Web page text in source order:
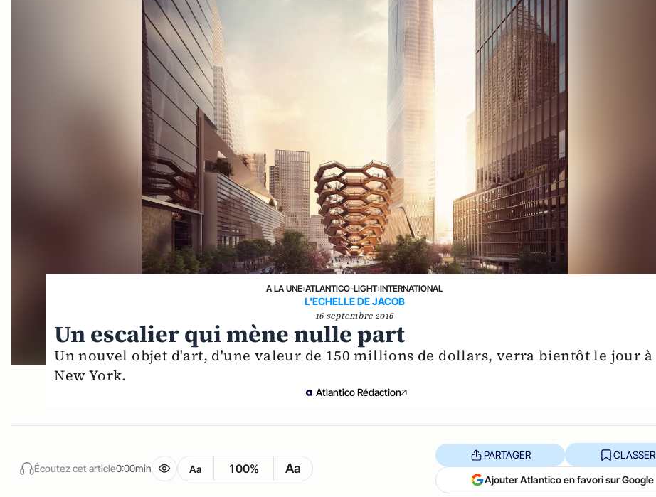
A LA UNE›ATLANTICO-LIGHT›INTERNATIONAL
L'ECHELLE DE JACOB
16 septembre 2016
Un escalier qui mène nulle part
Un nouvel objet d'art, d'une valeur de 150 millions de dollars, verra bientôt le jour à
New York.
Atlantico Rédaction
Écoutez cet article0:00min Aa 100% Aa
PARTAGER CLASSER
Ajouter Atlantico en favori sur Google